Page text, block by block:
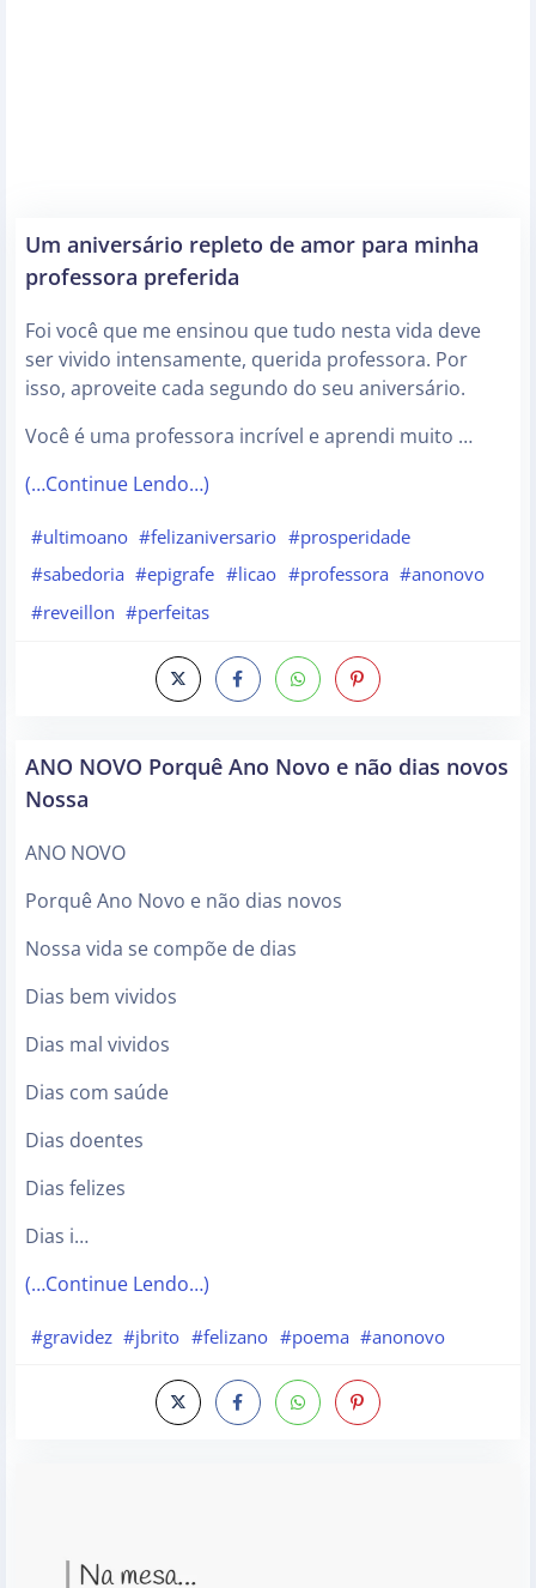
Um aniversário repleto de amor para minha
professora preferida
Foi você que me ensinou que tudo nesta vida deve
ser vivido intensamente, querida professora. Por
isso, aproveite cada segundo do seu aniversário.
Você é uma professora incrível e aprendi muito …
(…Continue Lendo…)
#ultimoano #felizaniversario #prosperidade
#sabedoria #epigrafe #licao #professora #anonovo
#reveillon #perfeitas
ANO NOVO Porquê Ano Novo e não dias novos
Nossa
ANO NOVO
Porquê Ano Novo e não dias novos
Nossa vida se compõe de dias
Dias bem vividos
Dias mal vividos
Dias com saúde
Dias doentes
Dias felizes
Dias i…
(…Continue Lendo…)
#gravidez #jbrito #felizano #poema #anonovo